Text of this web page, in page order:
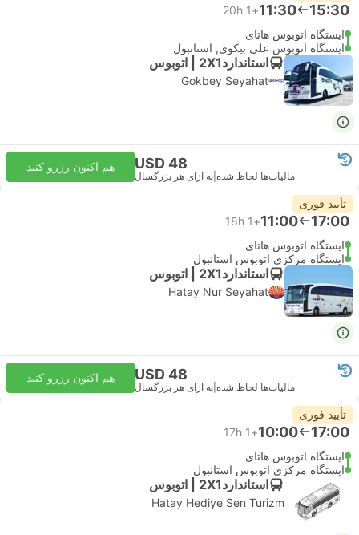
15:30
11:30
+1
20h
ایستگاه اتوبوس هاتای
ایستگاه اتوبوس علی بیکوی, استانبول
استاندارد2X1 | اتوبوس
Gokbey Seyahat
USD 48
مالیات‌ها لحاظ شده به ازای هر بزرگسال
هم اکنون رزرو کنید
تأیید فوری
17:00
11:00
+1
18h
ایستگاه اتوبوس هاتای
ایستگاه مرکزی اتوبوس استانبول
استاندارد2X1 | اتوبوس
Hatay Nur Seyahat
USD 48
مالیات‌ها لحاظ شده به ازای هر بزرگسال
هم اکنون رزرو کنید
تأیید فوری
17:00
10:00
+1
17h
ایستگاه اتوبوس هاتای
ایستگاه مرکزی اتوبوس استانبول
استاندارد2X1 | اتوبوس
Hatay Hediye Sen Turizm